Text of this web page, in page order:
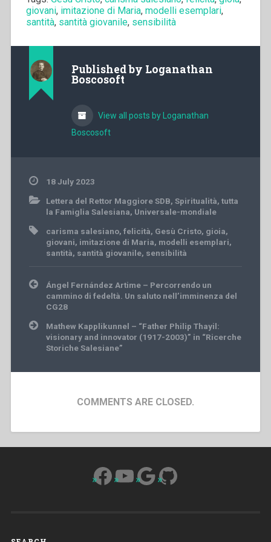
giovani, imitazione di Maria, modelli esemplari,
santità, santità giovanile, sensibilità
Published by Loganathan
Boscosoft
View all posts by Loganathan
Boscosoft
18 July 2023
Lettera del Rettor Maggiore SDB, Spiritualità, tutta
la Famiglia Salesiana, Universale-mondiale
carisma salesiano, felicità, Gesù Cristo, gioia,
giovani, imitazione di Maria, modelli esemplari,
santità, santità giovanile, sensibilità
Post
navigation
Ángel Fernández Artime – Percorrendo un
cammino di fedeltà. Un saluto nell’imminenza del
CG28
Mathew Kapplikunnel – “Father Philip Thayil:
visionary and innovator (1917-2003)” in “Ricerche
Storiche Salesiane”
COMMENTS ARE CLOSED.
Facebook
YouTube
Google
GitHub